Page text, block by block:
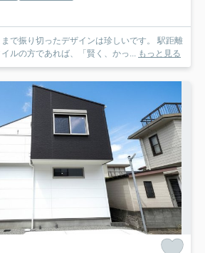
振り切ったデザインは珍しいです。 駅距離
ルの方であれば、「賢く、かっ... もっと見る